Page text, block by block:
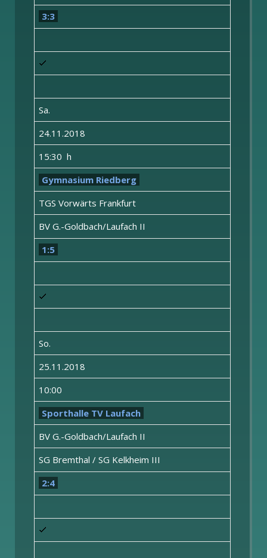
3:3
Sa.
24.11.2018
15:30 h
Gymnasium Riedberg
TGS Vorwärts Frankfurt
BV G.-Goldbach/Laufach II
1:5
So.
25.11.2018
10:00
Sporthalle TV Laufach
BV G.-Goldbach/Laufach II
SG Bremthal / SG Kelkheim III
2:4